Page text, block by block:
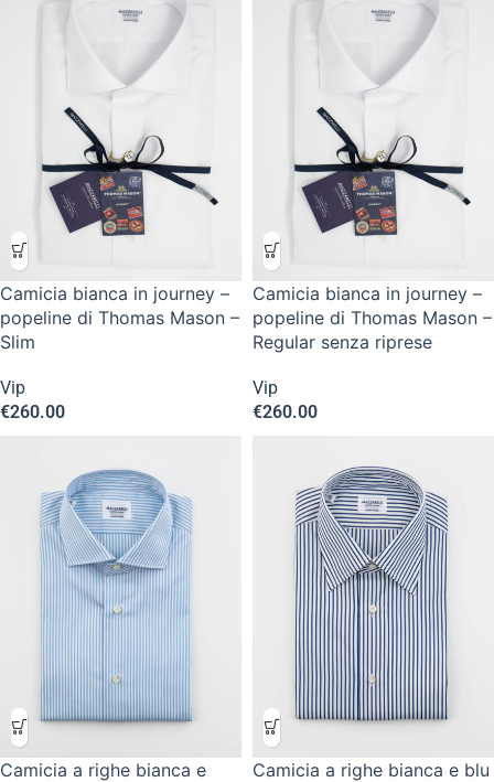
Camicia bianca in journey –
popeline di Thomas Mason –
Slim
Vip
€260.00
Camicia bianca in journey –
popeline di Thomas Mason –
Regular senza riprese
Vip
€260.00
Camicia a righe bianca e
Camicia a righe bianca e blu